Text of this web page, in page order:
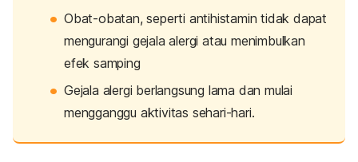
Obat-obatan, seperti antihistamin tidak dapat
mengurangi gejala alergi atau menimbulkan
efek samping
Gejala alergi berlangsung lama dan mulai
mengganggu aktivitas sehari-hari.